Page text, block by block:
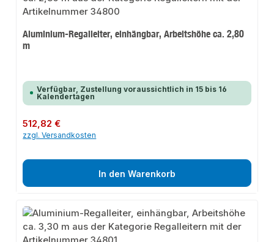
Aluminium-Regalleiter, einhängbar, Arbeitshöhe ca. 2,80
m
Verfügbar, Zustellung voraussichtlich in 15 bis 16
Kalendertagen
Regulärer Preis:
512,82 €
zzgl. Versandkosten
In den Warenkorb